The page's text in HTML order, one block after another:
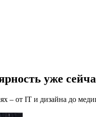
уже
– от IT и дизайна до